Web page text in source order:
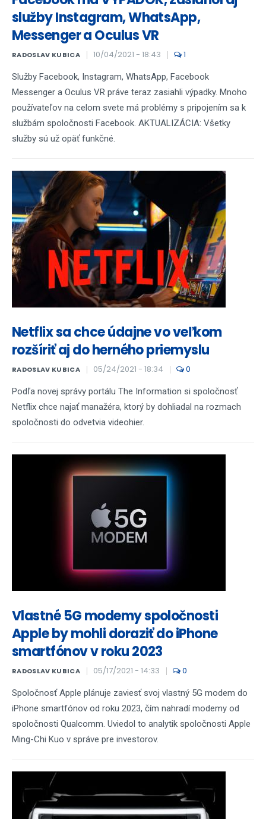
služby Instagram, WhatsApp,
Messenger a Oculus VR
RADOSLAV KUBICA 10/04/2021 - 18:43 1
Služby Facebook, Instagram, WhatsApp, Facebook
Messenger a Oculus VR práve teraz zasiahli výpadky. Mnoho
používateľov na celom svete má problémy s pripojením sa k
službám spoločnosti Facebook. AKTUALIZÁCIA: Všetky
služby sú už opäť funkčné.
Netflix sa chce údajne vo veľkom
rozšíriť aj do herného priemyslu
RADOSLAV KUBICA 05/24/2021 - 18:34 0
Podľa novej správy portálu The Information si spoločnosť
Netflix chce najať manažéra, ktorý by dohliadal na rozmach
spoločnosti do odvetvia videohier.
Vlastné 5G modemy spoločnosti
Apple by mohli doraziť do iPhone
smartfónov v roku 2023
RADOSLAV KUBICA 05/17/2021 - 14:33 0
Spoločnosť Apple plánuje zaviesť svoj vlastný 5G modem do
iPhone smartfónov od roku 2023, čím nahradí modemy od
spoločnosti Qualcomm. Uviedol to analytik spoločnosti Apple
Ming-Chi Kuo v správe pre investorov.